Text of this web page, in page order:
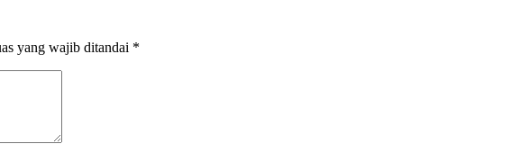
yang wajib ditandai *